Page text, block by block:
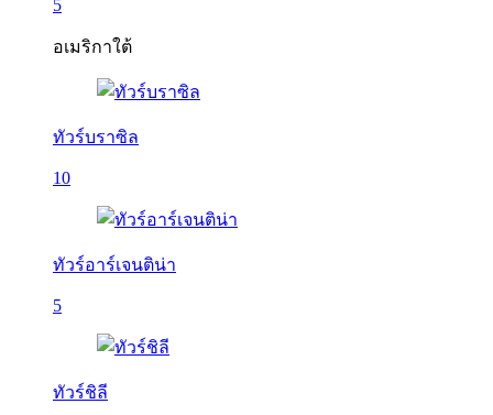
5
อเมริกาใต้
ทัวร์บราซิล
10
ทัวร์อาร์เจนติน่า
5
ทัวร์ชิลี